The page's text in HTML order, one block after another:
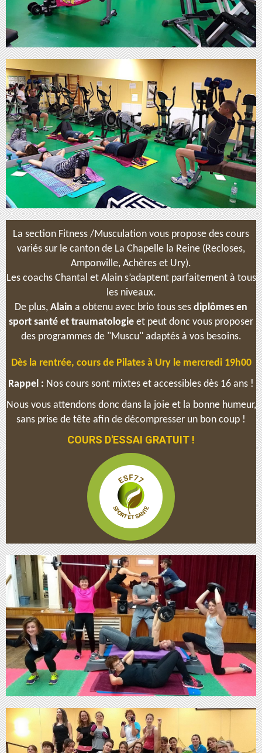
La section Fitness /Musculation vous propose des cours
variés sur le canton de La Chapelle la Reine (Recloses,
Amponville, Achères et Ury).
Les coachs Chantal et Alain s’adaptent parfaitement à tous
les niveaux.
De plus, Alain a obtenu avec brio tous ses diplômes en
sport santé et traumatologie et peut donc vous proposer
des programmes de "Muscu" adaptés à vos besoins.
Dès la rentrée, cours de Pilates à Ury le mercredi 19h00
Rappel : Nos cours sont mixtes et accessibles dès 16 ans !
Nous vous attendons donc dans la joie et la bonne humeur,
sans prise de tête afin de décompresser un bon coup !
COURS D'ESSAI GRATUIT !